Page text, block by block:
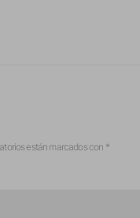
están marcados con *